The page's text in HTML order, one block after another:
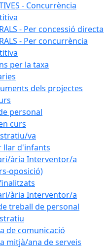
- Concurrència
- Per concessió directa
- Per concurrència
per la taxa
dels projectes
personal
curs
va
llar d'infants
ària Interventor/a
oposició)
ària Interventor/a
treball de personal
de comunicació
mitjà/ana de serveis